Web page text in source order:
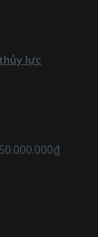
lực
50.000.000₫